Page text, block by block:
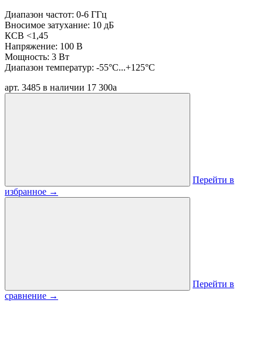
Диапазон частот: 0-6 ГГц
Вносимое затухание: 10 дБ
КСВ <1,45
Напряжение: 100 В
Мощность: 3 Вт
Диапазон температур: -55°C...+125°C
арт. 3485 в наличии 17 300a
Перейти в
избранное →
Перейти в
сравнение →